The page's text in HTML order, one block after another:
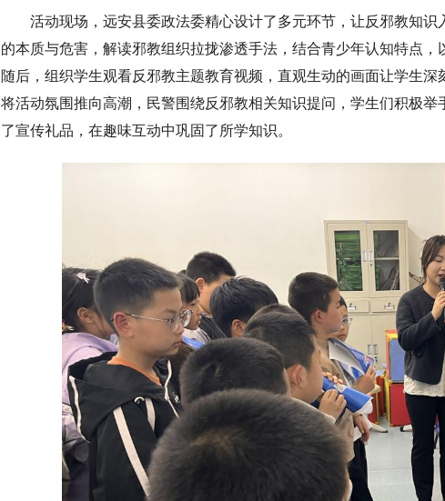
活动现场，远安县委政法委精心设计了多元环节，让反邪教知
的本质与危害，解读邪教组织拉拢渗透手法，结合青少年认知特点
随后，组织学生观看反邪教主题教育视频，直观生动的画面让学生
将活动氛围推向高潮，民警围绕反邪教相关知识提问，学生们积极
了宣传礼品，在趣味互动中巩固了所学知识。